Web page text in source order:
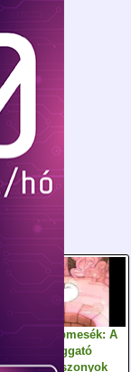
Magyar népmesék: A
papucsszaggató
királykisasszonyok